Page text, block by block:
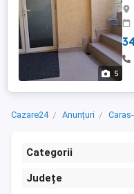
5
Cazare24 Anunțuri
Categorii
Județe